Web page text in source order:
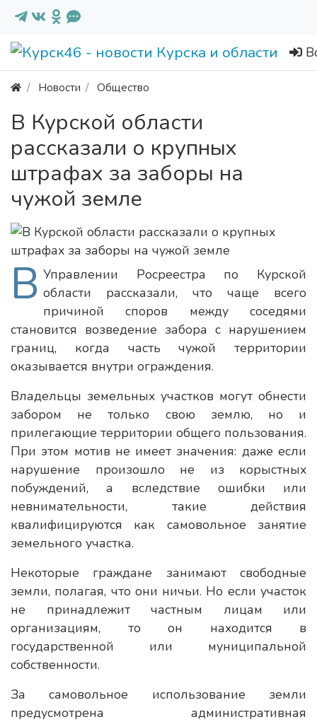
Новости Общество
В Курской области
рассказали о крупных
штрафах за заборы на
чужой земле
В Управлении Росреестра по Курской
области рассказали, что чаще всего
причиной споров между соседями
становится возведение забора с нарушением
границ, когда часть чужой территории
оказывается внутри ограждения.
Владельцы земельных участков могут обнести
забором не только свою землю, но и
прилегающие территории общего пользования.
При этом мотив не имеет значения: даже если
нарушение произошло не из корыстных
побуждений, а вследствие ошибки или
невнимательности, такие действия
квалифицируются как самовольное занятие
земельного участка.
Некоторые граждане занимают свободные
земли, полагая, что они ничьи. Но если участок
не принадлежит частным лицам или
организациям, то он находится в
государственной или муниципальной
собственности.
За самовольное использование земли
предусмотрена административная